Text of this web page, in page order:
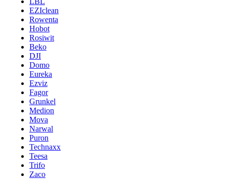
EZIclean
Rowenta
Hobot
Rosiwit
Beko
DJI
Domo
Eureka
Ezviz
Fagor
Grunkel
Medion
Mova
Narwal
Puron
Technaxx
Teesa
Trifo
Zaco